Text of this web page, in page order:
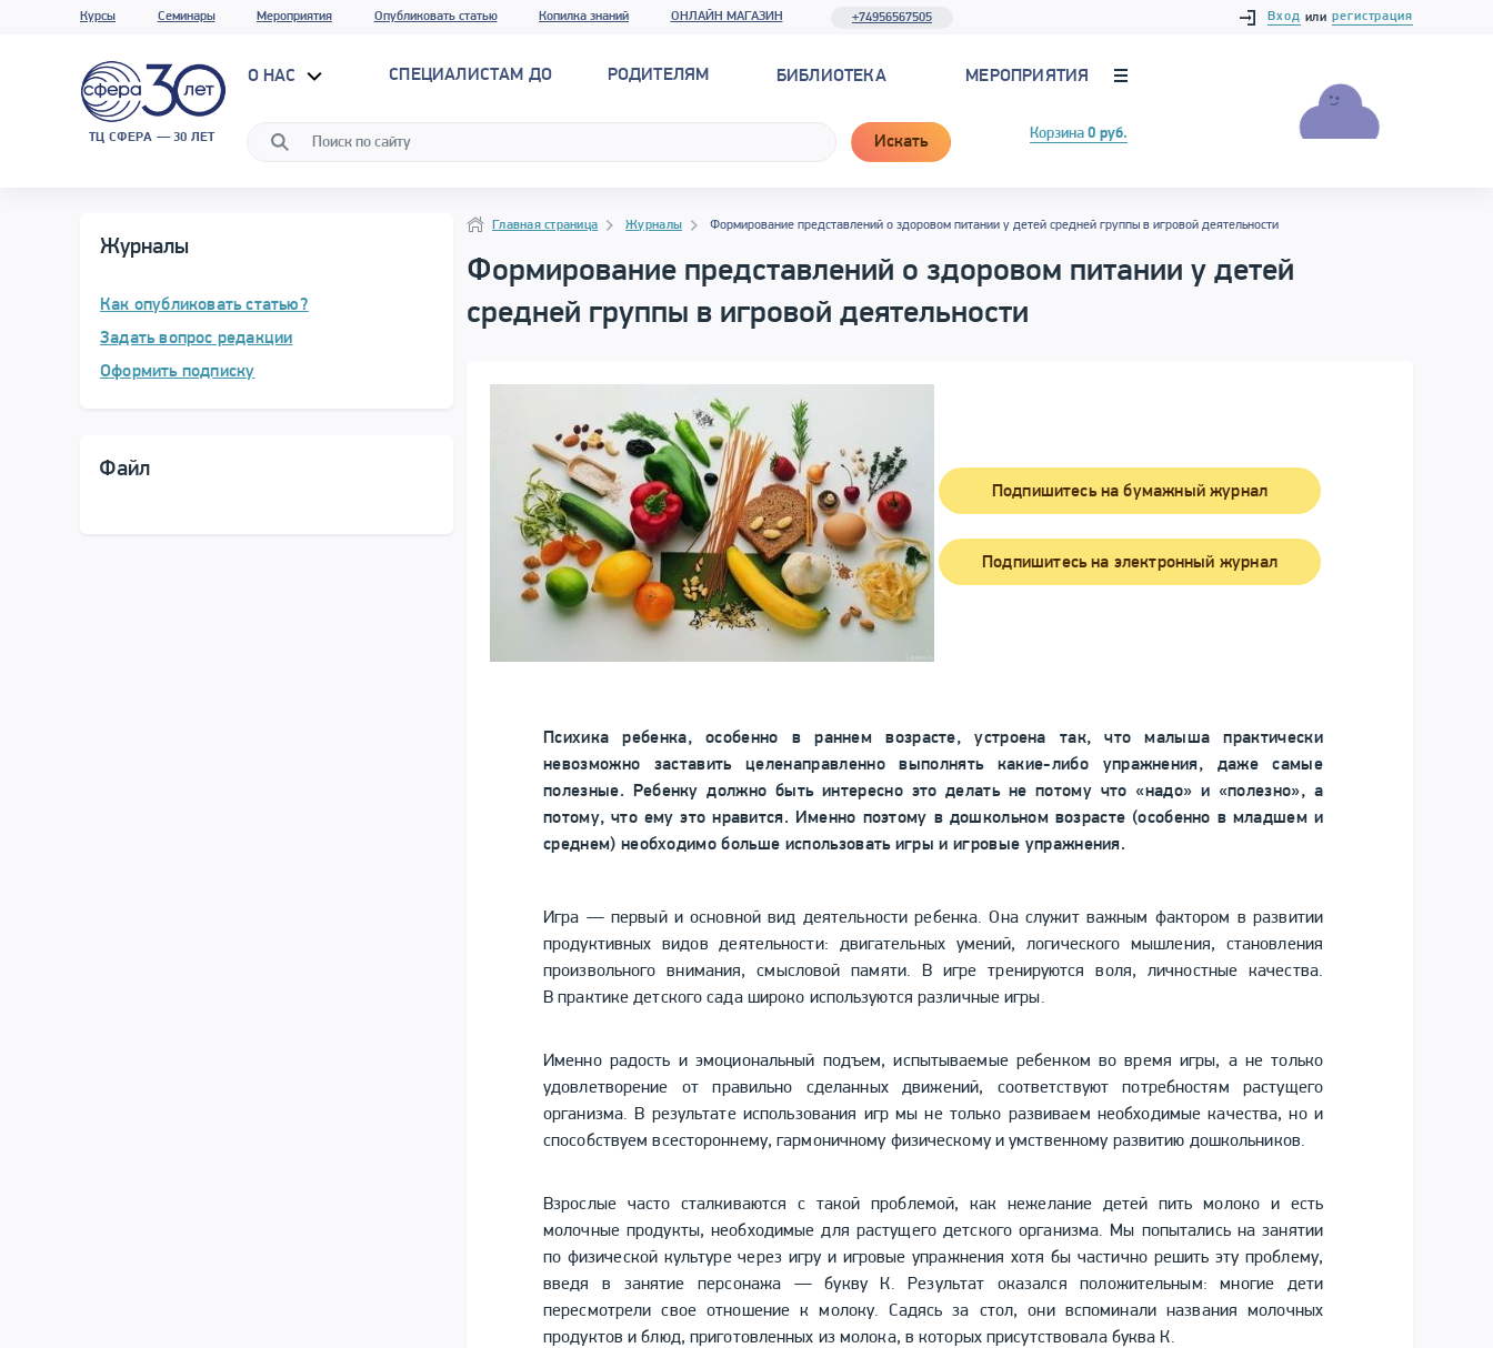
Курсы Семинары Мероприятия Опубликовать статью Копилка знаний ОНЛАЙН МАГАЗИН +74956567505 Вход или регистрация
ТЦ СФЕРА — 30 ЛЕТ
О НАС СПЕЦИАЛИСТАМ ДО РОДИТЕЛЯМ БИБЛИОТЕКА МЕРОПРИЯТИЯ
Искать Корзина 0 руб.
Журналы
Как опубликовать статью?
Задать вопрос редакции
Оформить подписку
Файл
Навигация
НавигацияГлавная страница Журналы Формирование представлений о здоровом питании у детей средней группы в игровой деятельности
Формирование представлений о здоровом питании у детей
средней группы в игровой деятельности
Подпишитесь на бумажный журнал
Подпишитесь на электронный журнал
Психика ребенка, особенно в раннем возрасте, устроена так, что малыша практически
невозможно заставить целенаправленно выполнять какие-либо упражнения, даже самые
полезные. Ребенку должно быть интересно это делать не потому что «надо» и «полезно», а
потому, что ему это нравится. Именно поэтому в дошкольном возрасте (особенно в младшем и
среднем) необходимо больше использовать игры и игровые упражнения.
Игра — первый и основной вид деятельности ребенка. Она служит важным фактором в развитии
продуктивных видов деятельности: двигательных умений, логического мышления, становления
произвольного внимания, смысловой памяти. В игре тренируются воля, личностные качества.
В практике детского сада широко используются различные игры.
Именно радость и эмоциональный подъем, испытываемые ребенком во время игры, а не только
удовлетворение от правильно сделанных движений, соответствуют потребностям растущего
организма. В результате использования игр мы не только развиваем необходимые качества, но и
способствуем всестороннему, гармоничному физическому и умственному развитию дошкольников.
Взрослые часто сталкиваются с такой проблемой, как нежелание детей пить молоко и есть
молочные продукты, необходимые для растущего детского организма. Мы попытались на занятии
по физической культуре через игру и игровые упражнения хотя бы частично решить эту проблему,
введя в занятие персонажа — букву К. Результат оказался положительным: многие дети
пересмотрели свое отношение к молоку. Садясь за стол, они вспоминали названия молочных
продуктов и блюд, приготовленных из молока, в которых присутствовала буква К.